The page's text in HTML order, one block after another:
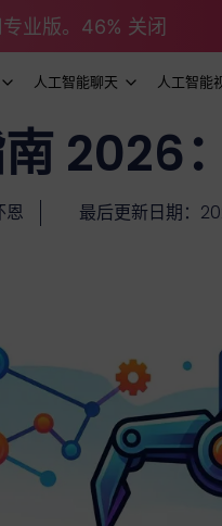
业版。46% 关闭
人工智能聊天 人工智能
2026
恩 最后更新日期：